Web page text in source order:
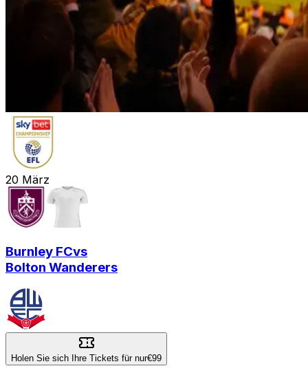
20 März
Burnley FCvs
Bolton Wanderers
Holen Sie sich Ihre Tickets für nur€99